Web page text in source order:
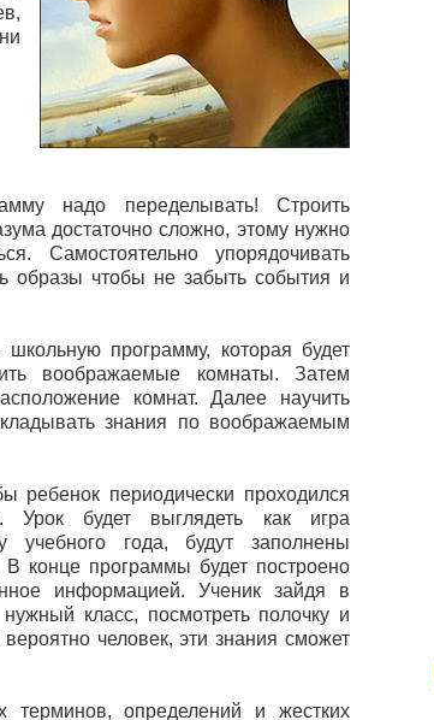
надо переделывать! Строить
достаточно сложно, этому нужно
Самостоятельно упорядочивать
образы чтобы не забыть события и
школьную программу, которая будет
воображаемые комнаты. Затем
комнат. Далее научить
знания по воображаемым
ребенок периодически проходился
Урок будет выглядеть как игра
учебного года, будут заполнены
конце программы будет построено
информацией. Ученик зайдя в
класс, посмотреть полочку и
человек, эти знания сможет
определений и жестких